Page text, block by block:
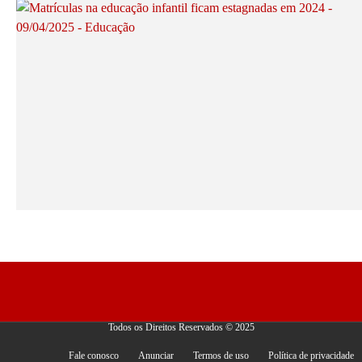
Todos os Direitos Reservados © 2025
Fale conosco Anunciar Termos de uso
Política de privacidade